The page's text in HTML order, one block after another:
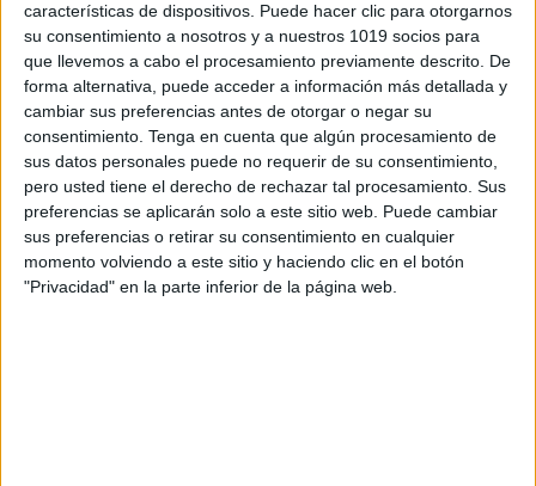
características de dispositivos. Puede hacer clic para otorgarnos
su consentimiento a nosotros y a nuestros 1019 socios para
que llevemos a cabo el procesamiento previamente descrito. De
forma alternativa, puede acceder a información más detallada y
cambiar sus preferencias antes de otorgar o negar su
consentimiento. Tenga en cuenta que algún procesamiento de
sus datos personales puede no requerir de su consentimiento,
pero usted tiene el derecho de rechazar tal procesamiento. Sus
preferencias se aplicarán solo a este sitio web. Puede cambiar
sus preferencias o retirar su consentimiento en cualquier
momento volviendo a este sitio y haciendo clic en el botón
"Privacidad" en la parte inferior de la página web.
ENLACE AL GRUPO
DESCARGA MÁS ABAJO EL
RECURSO EN PDF